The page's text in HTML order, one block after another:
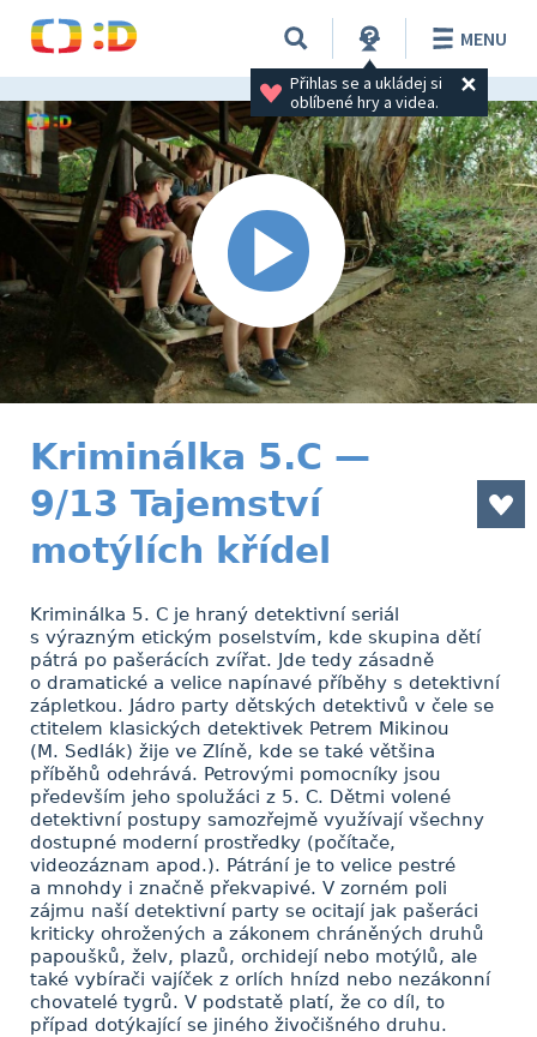
Přihlas se a ukládej si
oblíbené hry a videa.
MENU
Kriminálka 5.C —
9/13 Tajemství
motýlích křídel
Kriminálka 5. C je hraný detektivní seriál
s výrazným etickým poselstvím, kde skupina dětí
pátrá po pašerácích zvířat. Jde tedy zásadně
o dramatické a velice napínavé příběhy s detektivní
zápletkou. Jádro party dětských detektivů v čele se
ctitelem klasických detektivek Petrem Mikinou
(M. Sedlák) žije ve Zlíně, kde se také většina
příběhů odehrává. Petrovými pomocníky jsou
především jeho spolužáci z 5. C. Dětmi volené
detektivní postupy samozřejmě využívají všechny
dostupné moderní prostředky (počítače,
videozáznam apod.). Pátrání je to velice pestré
a mnohdy i značně překvapivé. V zorném poli
zájmu naší detektivní party se ocitají jak pašeráci
kriticky ohrožených a zákonem chráněných druhů
papoušků, želv, plazů, orchidejí nebo motýlů, ale
také vybírači vajíček z orlích hnízd nebo nezákonní
chovatelé tygrů. V podstatě platí, že co díl, to
případ dotýkající se jiného živočišného druhu.